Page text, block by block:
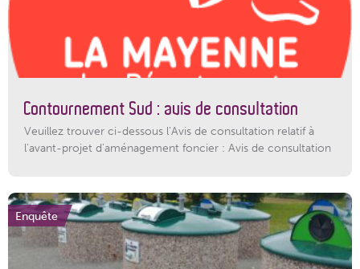
Contournement Sud : avis de consultation
Veuillez trouver ci-dessous l’Avis de consultation relatif à
l'avant-projet d'aménagement foncier : Avis de consultation
Enquête